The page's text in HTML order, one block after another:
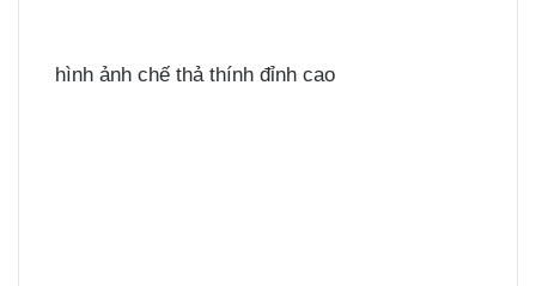
hình ảnh chế thả thính đỉnh cao